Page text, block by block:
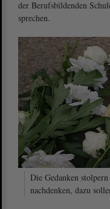
der Berufsbildenden
sprechen.
Die Gedanken
nachdenken, dazu